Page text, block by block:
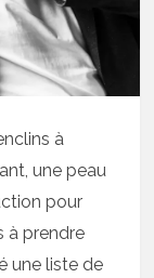
à
une peau
pour
à prendre
une liste de